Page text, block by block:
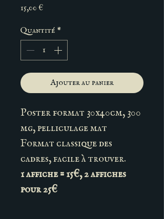
15,00 €Prix
Quantité *
Ajouter au panier
Poster format 30x40cm, 300
mg, pelliculage mat
Format classique des
cadres, facile à trouver.
1 affiche = 15€, 2 affiches
pour 25€